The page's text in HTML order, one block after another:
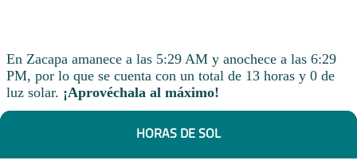
En Zacapa amanece a las 5:29 AM y anochece a las 6:29
PM, por lo que se cuenta con un total de 13 horas y 0 de
luz solar. ¡Aprovéchala al máximo!
HORAS DE SOL